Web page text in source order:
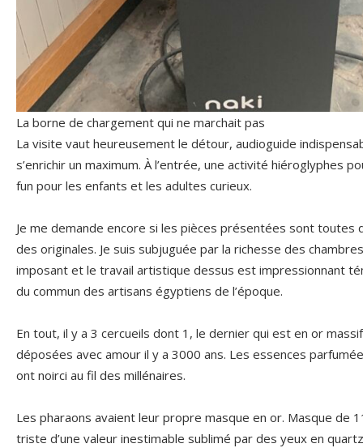
La borne de chargement qui ne marchait pas
La visite vaut heureusement le détour, audioguide
s’enrichir un maximum. À l’entrée, une activité hiéroglyphes
fun pour les enfants et les adultes curieux.
Je me demande encore si les pièces présentées sont toutes
des originales. Je suis subjuguée par la richesse des
imposant et le travail artistique dessus est impressionnant
du commun des artisans égyptiens de l’époque.
En tout, il y a 3 cercueils dont 1, le dernier qui est en or
déposées avec amour il y a 3000 ans. Les essences
ont noirci au fil des millénaires.
Les pharaons avaient leur propre masque en or. Masque de
triste d’une valeur inestimable sublimé par des yeux en